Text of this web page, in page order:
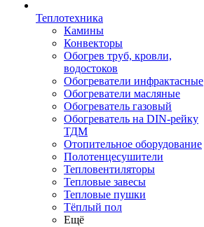
Теплотехника
Камины
Конвекторы
Обогрев труб, кровли,
водостоков
Обогреватели инфрактасные
Обогреватели масляные
Обогреватель газовый
Обогреватель на DIN-рейку
ТДМ
Отопительное оборудование
Полотенцесушители
Тепловентиляторы
Тепловые завесы
Тепловые пушки
Тёплый пол
Ещё